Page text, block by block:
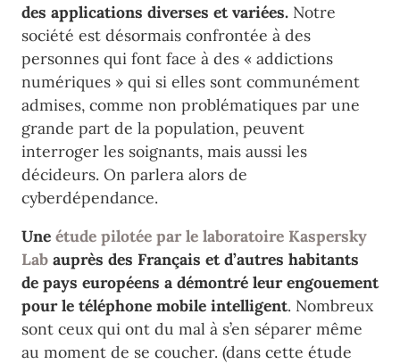
des applications diverses et variées. Notre
société est désormais confrontée à des
personnes qui font face à des « addictions
numériques » qui si elles sont communément
admises, comme non problématiques par une
grande part de la population, peuvent
interroger les soignants, mais aussi les
décideurs. On parlera alors de
cyberdépendance.
Une étude pilotée par le laboratoire Kaspersky
Lab auprès des Français et d’autres habitants
de pays européens a démontré leur engouement
pour le téléphone mobile intelligent. Nombreux
sont ceux qui ont du mal à s’en séparer même
au moment de se coucher. (dans cette étude